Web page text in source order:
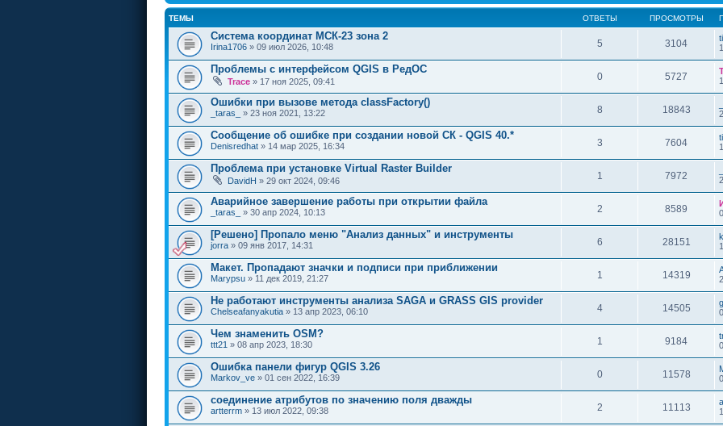
ТЕМЫ ОТВЕТЫ ПРОСМОТРЫ
Система координат МСК-23 зона 2
Irina1706 » 09 июл 2026, 10:48 5 3104
Проблемы с интерфейсом QGIS в РедОС
Trace » 17 ноя 2025, 09:41 0 5727
Ошибки при вызове метода classFactory()
_taras_ » 23 ноя 2021, 13:22 8 18843
Сообщение об ошибке при создании новой СК - QGIS 40.*
Denisredhat » 14 мар 2025, 16:34 3 7604
Проблема при установке Virtual Raster Builder
DavidH » 29 окт 2024, 09:46 1 7972
Аварийное завершение работы при открытии файла
_taras_ » 30 апр 2024, 10:13 2 8589
[Решено] Пропало меню "Анализ данных" и инструменты
jorra » 09 янв 2017, 14:31 6 28151
Макет. Пропадают значки и подписи при приближении
Marypsu » 11 дек 2019, 21:27 1 14319
Не работают инструменты анализа SAGA и GRASS GIS provider
Chelseafanyakutia » 13 апр 2023, 06:10 4 14505
Чем знаменить OSM?
ttt21 » 08 апр 2023, 18:30 1 9184
Ошибка панели фигур QGIS 3.26
Markov_ve » 01 сен 2022, 16:39 0 11578
соединение атрибутов по значению поля дважды
artterrm » 13 июл 2022, 09:38 2 11113